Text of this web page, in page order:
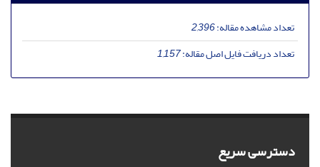
تعداد مشاهده مقاله:2,396
تعداد دریافت فایل اصل مقاله:1,157
دسترسی سریع